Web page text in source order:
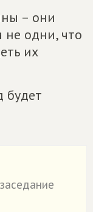
– они
одни, что
их
будет